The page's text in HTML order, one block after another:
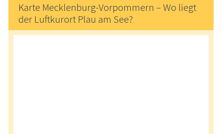
Karte Mecklenburg-Vorpommern – Wo liegt
der Luftkurort Plau am See?